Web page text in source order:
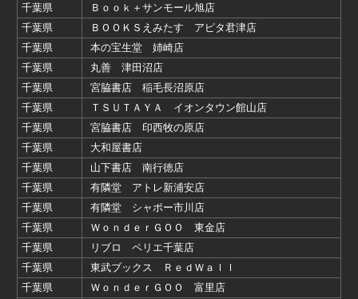
千葉県
Ｂｏｏｋ＋サンモール旭店
千葉県
ＢＯＯＫＳえみたす アピタ君津店
千葉県
本の宝生堂 姉崎店
千葉県
丸善 津田沼店
千葉県
宮脇書店 稲毛長沼原店
千葉県
ＴＳＵＴＡＹＡ イオンタウン館山店
千葉県
宮脇書店 印西牧の原店
千葉県
大和屋書店
千葉県
山下書店 南行徳店
千葉県
有隣堂 アトレ新浦安店
千葉県
有隣堂 シャポー市川店
千葉県
ＷｏｎｄｅｒＧＯＯ 東金店
千葉県
リブロ ペリエ千葉店
千葉県
東武ブックス ＲｅｄＷａｌｌ
千葉県
ＷｏｎｄｅｒＧＯＯ 富里店